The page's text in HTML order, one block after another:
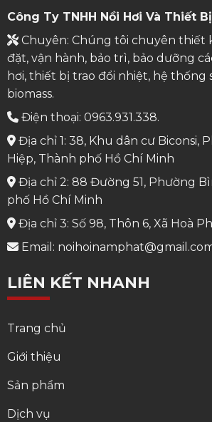
Công Ty TNHH Nồi Hơi Và Thiết
Chuyên: Chúng tôi chuyên thiết
đặt, vận hành, bảo trì, bảo dưỡng
hơi, thiết bị trao đổi nhiệt, hệ thống
biomass.
Điện thoại: 0963.931.338.
Địa chỉ 1: 38, Khu dân cư Biconsi,
Hiệp, Thành phố Hồ Chí Minh
Địa chỉ 2: 88 Đường 51, Phường
phố Hồ Chí Minh
Địa chỉ 3: Số 98, Thôn 6, Xã Hoà
Email:
LIÊN KẾT NHANH
Trang chủ
Giới thiệu
Sản phẩm
Dịch vụ